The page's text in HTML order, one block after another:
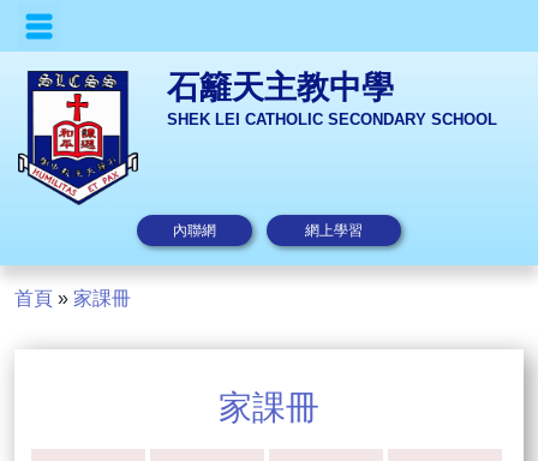
石籬天主教中學
SHEK LEI CATHOLIC SECONDARY SCHOOL
內聯網 網上學習
首頁 » 家課冊
家課冊